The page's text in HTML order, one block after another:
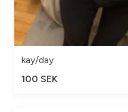
kay/day
100 SEK